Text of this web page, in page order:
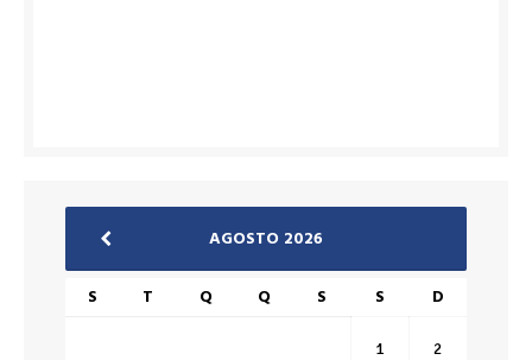
AGOSTO 2026
S T Q Q S S D
1 2